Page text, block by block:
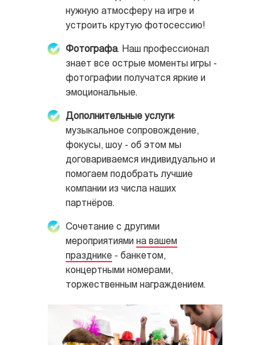
нужную атмосферу на игре и
устроить крутую фотосессию!
Фотографа. Наш профессионал
знает все острые моменты игры -
фотографии получатся яркие и
эмоциональные.
Дополнительные услуги:
музыкальное сопровождение,
фокусы, шоу - об этом мы
договариваемся индивидуально и
помогаем подобрать лучшие
компании из числа наших
партнёров.
Сочетание с другими
мероприятиями на вашем
празднике - банкетом,
концертными номерами,
торжественным награждением.